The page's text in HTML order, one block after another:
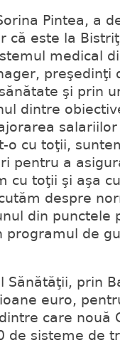
Pintea, a
că este la
medical
preşedinţi
şi prin
dintre
o cu toţii,
pentru a
cu toţii şi aşa
despre
din punctele
programul de
Sănătăţii, prin
euro,
care nouă
de sisteme de